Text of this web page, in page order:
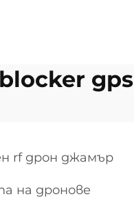
gps
rf дрон джамър
на дронове